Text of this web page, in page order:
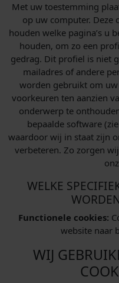
Met uw toestemming
op uw computer. Deze
houden welke pagina’s u
houden, om zo een
gedrag. Dit profiel is niet
mailadres of andere
worden gebruikt om uw
voorkeuren ten aanzien
onderwerp te
bepaalde software
waardoor wij in staat zijn
verbeteren. Zo zorgen
WELKE
Functionele cookies:
website naar
WIJ